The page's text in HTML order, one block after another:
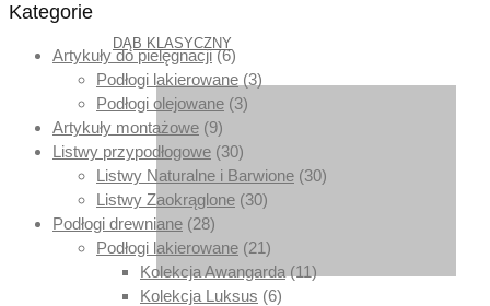
DĄB KLASYCZNY
Kategorie
Artykuły do pielęgnacji (6)
Podłogi lakierowane (3)
Podłogi olejowane (3)
Artykuły montażowe (9)
Listwy przypodłogowe (30)
Listwy Naturalne i Barwione (30)
Listwy Zaokrąglone (30)
Podłogi drewniane (28)
Podłogi lakierowane (21)
Kolekcja Awangarda (11)
Kolekcja Luksus (6)